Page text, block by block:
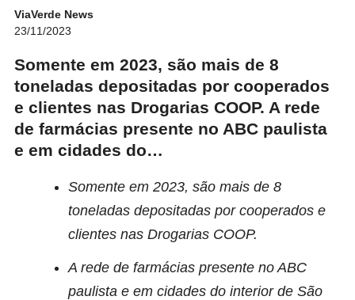
ViaVerde News
23/11/2023
Somente em 2023, são mais de 8
toneladas depositadas por cooperados
e clientes nas Drogarias COOP. A rede
de farmácias presente no ABC paulista
e em cidades do…
Somente em 2023, são mais de 8
toneladas depositadas por cooperados e
clientes nas Drogarias COOP.
A rede de farmácias presente no ABC
paulista e em cidades do interior de São